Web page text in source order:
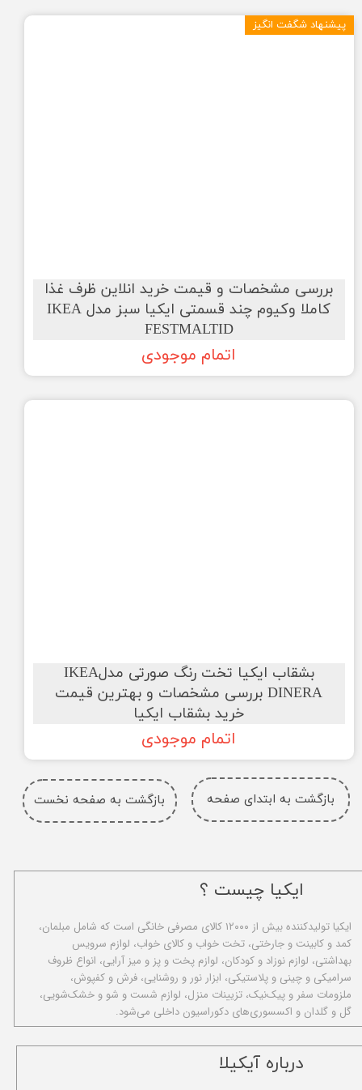
بررسی مشخصات و قیمت خرید انلاین ظرف غذا
کاملا وکیوم چند قسمتی ایکیا سبز مدل IKEA
FESTMALTID
اتمام موجودی
پیشنهاد شگفت انگیز
بشقاب ایکیا تخت رنگ صورتی مدلIKEA
DINERA بررسی مشخصات و بهترین قیمت
خرید بشقاب ایکیا
اتمام موجودی
بازگشت به صفحه نخست بازگشت به ابتدای صفحه
​درباره آیکیلا
ایکیا چیست ؟
ا​یکیا تولیدکننده بیش از ۱۲۰۰۰ کالای مصرفی خانگی است که شامل مبلمان،
کمد و کابینت و جارختی، تخت خواب و کالای خواب، لوازم سرویس
بهداشتی، لوازم نوزاد و کودکان، لوازم پخت و پز و میز آرایی، انواع ظروف
سرامیکی و چینی و پلاستیکی، ابزار نور و روشنایی، فرش و کفپوش،
ملزومات سفر و پیک‌نیک، تزیینات منزل، لوازم شست و شو و خشک‌شویی،
گل و گلدان و اکسسوری‌های دکوراسیون داخلی می‌شود.